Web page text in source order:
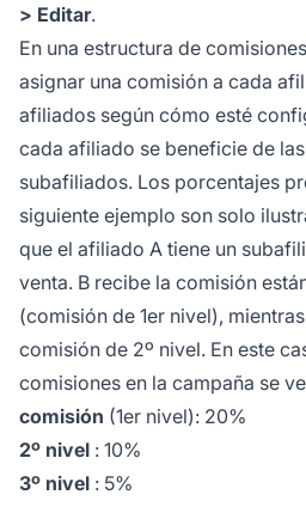
> Editar.
En una estructura de
asignar una comisión a cada
afiliados según cómo esté
cada afiliado se beneficie de
subafiliados. Los porcentajes
siguiente ejemplo son solo
que el afiliado A tiene un
venta. B recibe la comisión
(comisión de 1er nivel),
comisión de 2º nivel. En este
comisiones en la campaña se
comisión (1er nivel): 20%
2º nivel : 10%
3º nivel : 5%